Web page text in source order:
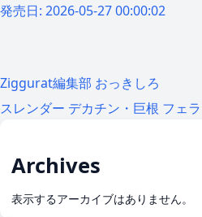
発売日: 2026-05-27 00:00:02
Ziggurat編集部 おっきしろ
スレンダー デカチン・巨根 フェラ
Archives
表示するアーカイブはありません。